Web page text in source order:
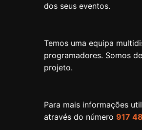
dos seus eventos.
Temos uma equipa
programadores. Somos
projeto.
Para mais informações
através do número 917